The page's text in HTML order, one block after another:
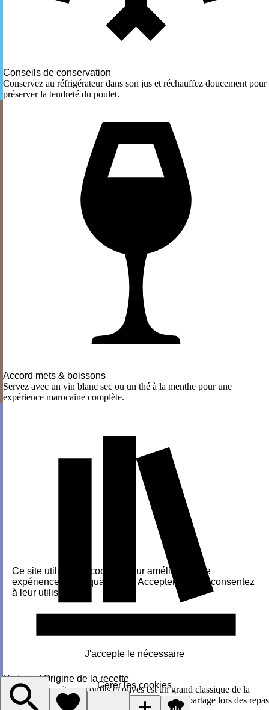
Conseils de conservation
Conservez au réfrigérateur dans son jus et réchauffez doucement pour
préserver la tendreté du poulet.
Accord mets & boissons
Servez avec un vin blanc sec ou un thé à la menthe pour une
expérience marocaine complète.
Histoire / Origine de la recette
Le poulet aux citrons confits et olives est un grand classique de la
cuisine marocaine, symbole de convivialité et de partage lors des repas
Ce site utilise des cookies pour améliorer votre
expérience. En cliquant sur « Accepter », vous consentez
à leur utilisation.
J'accepte le nécessaire
Gérer les cookies